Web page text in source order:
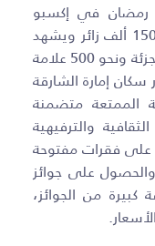
رمضان في إكسبو
الشارقة، الذي يستقطب سنوياً أكثر من 150 ألف زائر ويشهد
مشاركة أكثر من 200 عارض من كبار تجار التجزئة ونحو 500 علامة
سكان إمارة الشارقة
الممتعة متضمنة
والترفيهية
على فقرات مفتوحة
على جوائز
من الجوائز،